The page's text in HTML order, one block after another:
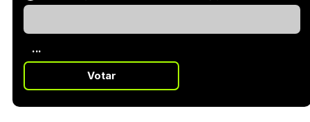
...
Votar